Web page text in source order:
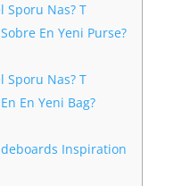
Sporu Nas? T
En Yeni Purse?
Sporu Nas? T
En Yeni Bag?
Inspiration